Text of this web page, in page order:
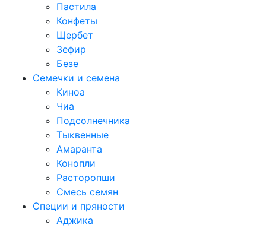
Пастила
Конфеты
Щербет
Зефир
Безе
Семечки и семена
Киноа
Чиа
Подсолнечника
Тыквенные
Амаранта
Конопли
Расторопши
Смесь семян
Специи и пряности
Аджика